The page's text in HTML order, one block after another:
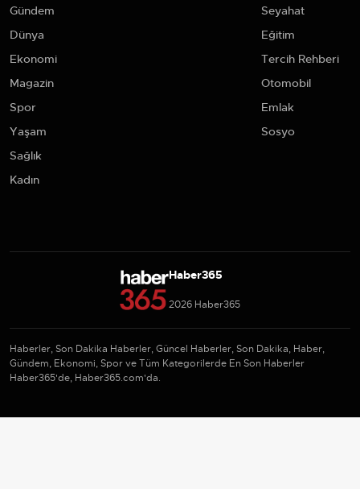
Gündem
Dünya
Ekonomi
Magazin
Spor
Yaşam
Sağlık
Kadın
Seyahat
Eğitim
Tercih Rehberi
Otomobil
Emlak
Sosyo
Haber365
2026 Haber365
Haberler, Son Dakika Haberler, Güncel Haberler, Son Dakika, Haber,
Gündem, Ekonomi, Spor ve Tüm Kategorilerde En Son Haberler
Haber365'de, Haber365.com'da.